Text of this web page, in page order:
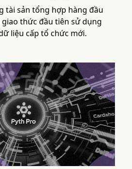
tài sản tổng hợp hàng đầu
giao thức đầu tiên sử dụng
liệu cấp tổ chức mới.